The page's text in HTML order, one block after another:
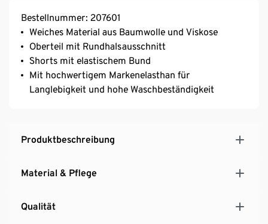
Bestellnummer: 207601
Weiches Material aus Baumwolle und Viskose
Oberteil mit Rundhalsausschnitt
Shorts mit elastischem Bund
Mit hochwertigem Markenelasthan für
Langlebigkeit und hohe Waschbeständigkeit
Produktbeschreibung
Material & Pflege
Qualität